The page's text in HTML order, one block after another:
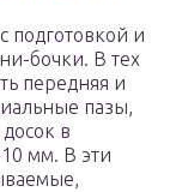
подготовкой и
бочки. В тех
передняя и
пазы,
в
мм. В эти